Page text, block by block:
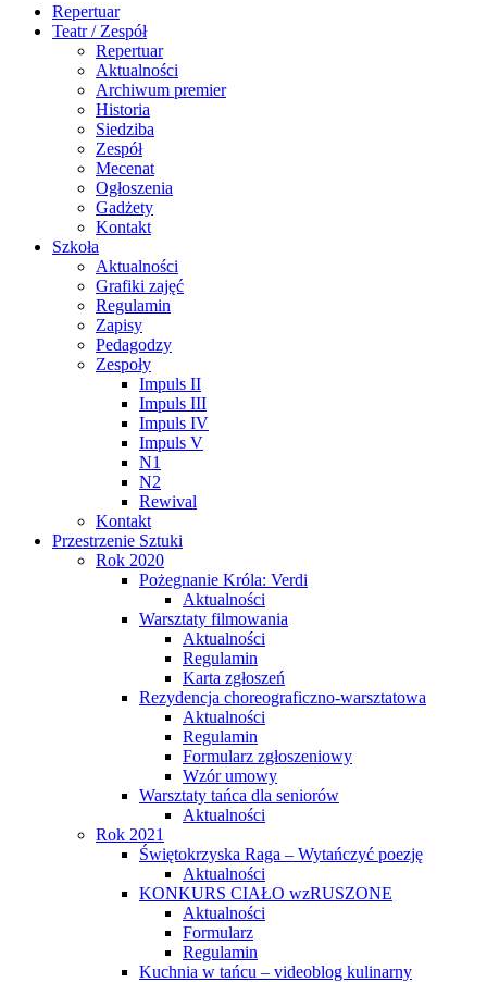
Repertuar
Teatr / Zespół
Repertuar
Aktualności
Archiwum premier
Historia
Siedziba
Zespół
Mecenat
Ogłoszenia
Gadżety
Kontakt
Szkoła
Aktualności
Grafiki zajęć
Regulamin
Zapisy
Pedagodzy
Zespoły
Impuls II
Impuls III
Impuls IV
Impuls V
N1
N2
Rewival
Kontakt
Przestrzenie Sztuki
Rok 2020
Pożegnanie Króla: Verdi
Aktualności
Warsztaty filmowania
Aktualności
Regulamin
Karta zgłoszeń
Rezydencja choreograficzno-warsztatowa
Aktualności
Regulamin
Formularz zgłoszeniowy
Wzór umowy
Warsztaty tańca dla seniorów
Aktualności
Rok 2021
Świętokrzyska Raga – Wytańczyć poezję
Aktualności
KONKURS CIAŁO wzRUSZONE
Aktualności
Formularz
Regulamin
Kuchnia w tańcu – videoblog kulinarny